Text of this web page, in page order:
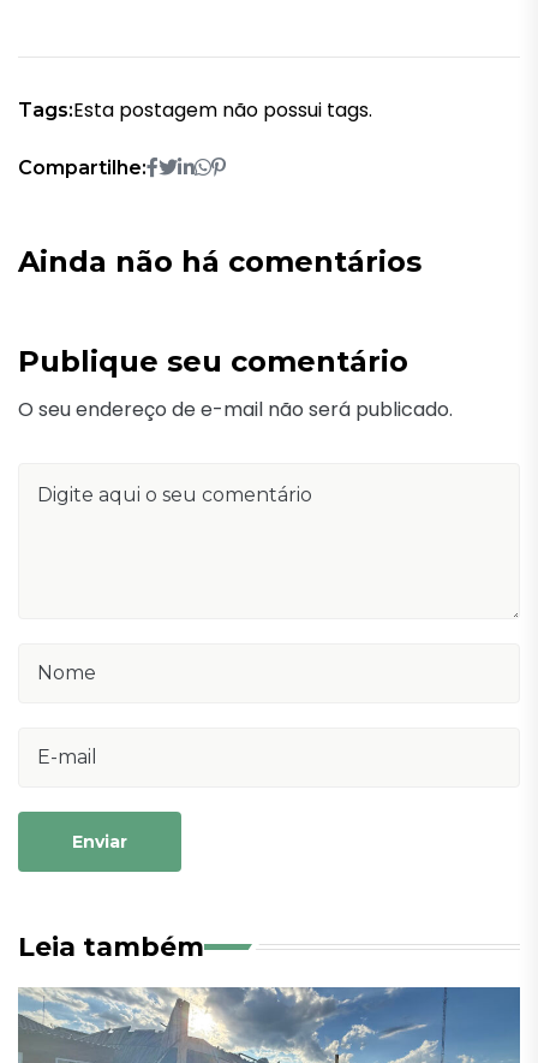
Tags:Esta postagem não possui tags.
Compartilhe:
Ainda não há comentários
Publique seu comentário
O seu endereço de e-mail não será publicado.
Enviar
Leia também